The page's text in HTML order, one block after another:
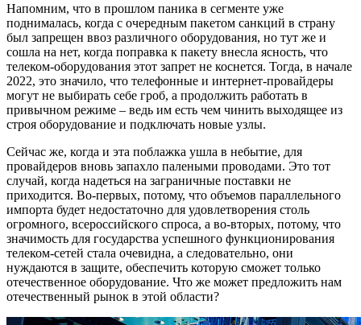
Напомним, что в прошлом паника в сегменте уже
поднималась, когда с очередным пакетом санкций в страну
был запрещен ввоз различного оборудования, но тут же и
сошла на нет, когда поправка к пакету внесла ясность, что
телеком-оборудования этот запрет не коснется. Тогда, в начале
2022, это значило, что телефонные и интернет-провайдеры
могут не выбирать себе гроб, а продолжить работать в
привычном режиме – ведь им есть чем чинить выходящее из
строя оборудование и подключать новые узлы.
Сейчас же, когда и эта поблажка ушла в небытие, для
провайдеров вновь запахло палеными проводами. Это тот
случай, когда надеться на заграничные поставки не
приходится. Во-первых, потому, что объемов параллельного
импорта будет недостаточно для удовлетворения столь
огромного, всероссийского спроса, а во-вторых, потому, что
значимость для государства успешного функционирования
телеком-сетей стала очевидна, а следовательно, они
нуждаются в защите, обеспечить которую сможет только
отечественное оборудование. Что же может предложить нам
отечественный рынок в этой области?